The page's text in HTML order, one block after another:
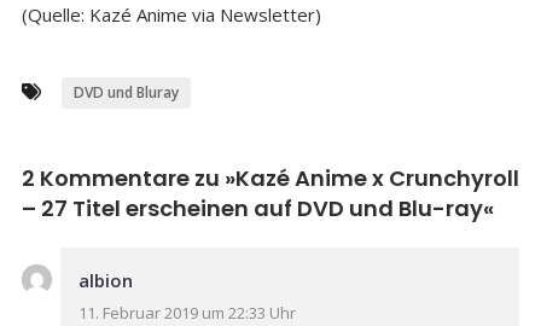
(Quelle: Kazé Anime via Newsletter)
DVD und Bluray
2 Kommentare zu »Kazé Anime x Crunchyroll
– 27 Titel erscheinen auf DVD und Blu-ray«
albion
11. Februar 2019 um 22:33 Uhr